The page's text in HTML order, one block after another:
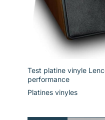
Test platine vinyle
performance
Platines vinyles